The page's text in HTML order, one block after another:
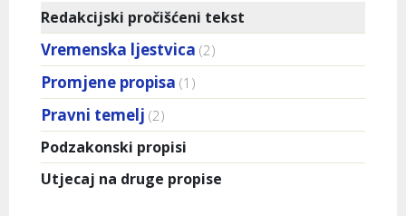
Redakcijski pročišćeni tekst
Vremenska ljestvica (2)
Promjene propisa (1)
Pravni temelj (2)
Podzakonski propisi
Utjecaj na druge propise